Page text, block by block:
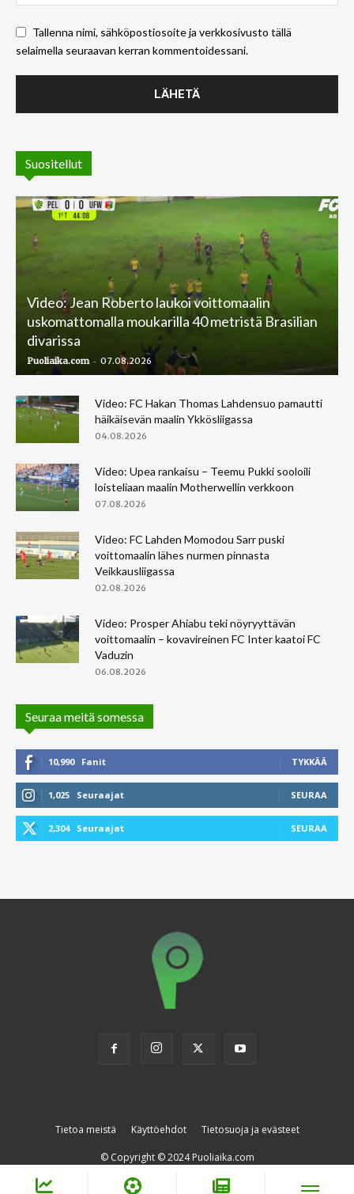
Tallenna nimi, sähköpostiosoite ja verkkosivusto tällä
selaimella seuraavan kerran kommentoidessani.
Suositellut
Video: Jean Roberto laukoi voittomaalin
uskomattomalla moukarilla 40 metristä Brasilian
divarissa
Puoliaika.com - 07.08.2026
Video: FC Hakan Thomas Lahdensuo pamautti
häikäisevän maalin Ykkösliigassa
04.08.2026
Video: Upea rankaisu – Teemu Pukki sooloili
loisteliaan maalin Motherwellin verkkoon
07.08.2026
Video: FC Lahden Momodou Sarr puski
voittomaalin lähes nurmen pinnasta
Veikkausliigassa
02.08.2026
Video: Prosper Ahiabu teki nöyryyttävän
voittomaalin – kovavireinen FC Inter kaatoi FC
Vaduzin
06.08.2026
Seuraa meitä somessa
10,990 Fanit TYKKÄÄ
1,025 Seuraajat SEURAA
2,304 Seuraajat SEURAA
Tietoa meistä Käyttöehdot Tietosuoja ja evästeet
© Copyright © 2024 Puoliaika.com